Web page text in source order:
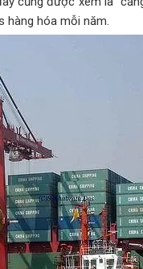
hàng hóa mỗi năm.